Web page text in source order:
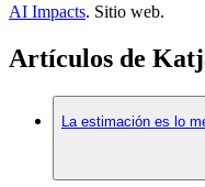
AI Impacts. Sitio web.
Artículos de
La estimación es lo